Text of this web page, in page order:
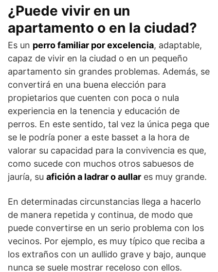
¿Puede vivir en un
apartamento o en la ciudad?
Es un perro familiar por excelencia, adaptable,
capaz de vivir en la ciudad o en un pequeño
apartamento sin grandes problemas. Además, se
convertirá en una bue­na elección para
propietarios que cuenten con poca o nula
experiencia en la tenencia y educación de
perros. En este sentido, tal vez la única pega que
se le podría poner a este basset a la hora de
valorar su capacidad para la convivencia es que,
como sucede con muchos otros sabuesos de
jauría, su afición a ladrar o aullar es muy grande.
En determinadas circunstancias llega a hacerlo
de manera repetida y continua, de modo que
puede convertirse en un serio problema con los
vecinos. Por ejemplo, es muy típico que reciba a
los extraños con un aullido grave y bajo, aunque
nunca se suele mostrar receloso con ellos.